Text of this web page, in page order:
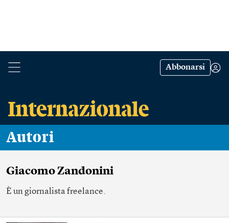
Abbonarsi
Autori
Giacomo Zandonini
È un giornalista freelance.